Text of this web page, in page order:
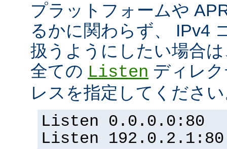
プラットフォームや
るかに関わらず、 IPv4
扱うようにしたい場合
全ての Listen ディレ
レスを指定してくださ
Listen 0.0.0.0:80
Listen 192.0.2.1:80